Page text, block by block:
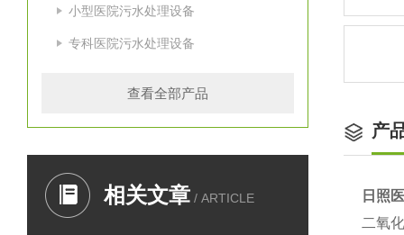
小型医院污水处理设备
专科医院污水处理设备
查看全部产品
相关文章 / ARTICLE
产
日照
二氧